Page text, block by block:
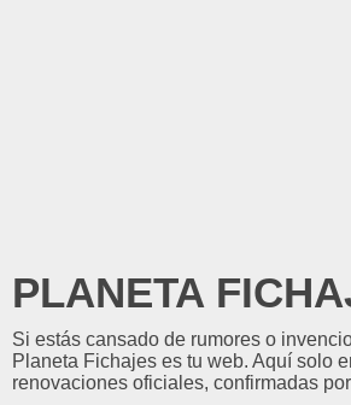
PLANETA
Si estás cansado de rumores o
Planeta Fichajes es tu web. Aquí solo
renovaciones oficiales, confirmadas